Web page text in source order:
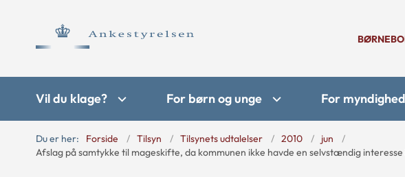
Vil du klage? For børn og unge For
Du er her: Forside Tilsyn Tilsynets udtalelser 2010
jun
Afslag på samtykke til mageskifte, da kommunen ikke havde en selvstændig